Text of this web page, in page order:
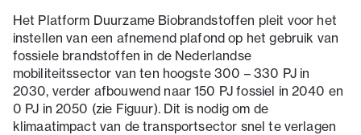
Het Platform Duurzame Biobrandstoffen pleit voor het
instellen van een afnemend plafond op het gebruik van
fossiele brandstoffen in de Nederlandse
mobiliteitssector van ten hoogste 300 – 330 PJ in
2030, verder afbouwend naar 150 PJ fossiel in 2040 en
0 PJ in 2050 (zie Figuur). Dit is nodig om de
klimaatimpact van de transportsector snel te verlagen